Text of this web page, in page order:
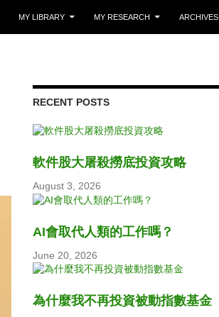
MY LIBRARY MY RESEARCH ARCHIVES
RECENT POSTS
軟件股大屠殺撈底投資攻略
August 3, 2026
AI會取代人類的工作嗎？
June 20, 2026
為什麼我不再投資被動指數基金